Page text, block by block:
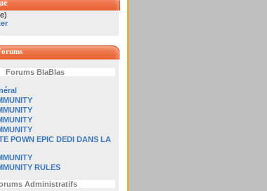
Forums BlaBlas
POWN EPIC DEDI DANS LA
RULES
Administratifs